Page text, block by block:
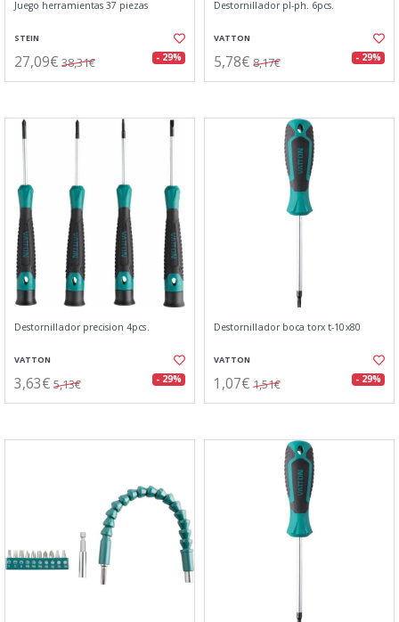
Juego herramientas 37 piezas
STEIN
27,09€ 38,31€ - 29%
Destornillador pl-ph. 6pcs.
VATTON
5,78€ 8,17€ - 29%
Destornillador precision 4pcs.
VATTON
3,63€ 5,13€ - 29%
Destornillador boca torx t-10x80
VATTON
1,07€ 1,51€ - 29%